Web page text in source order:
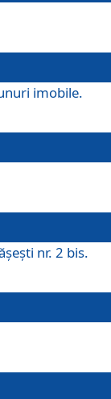
imobile.
nr. 2 bis.